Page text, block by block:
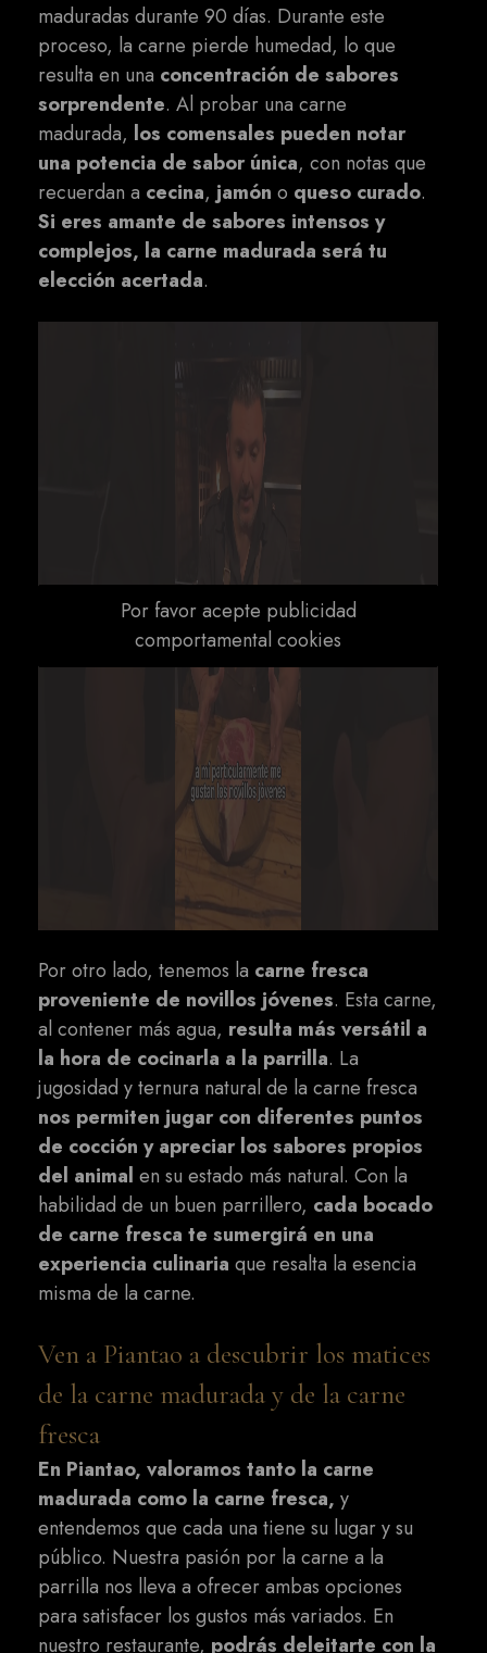
maduradas durante 90 días. Durante este
proceso, la carne pierde humedad, lo que
resulta en una concentración de sabores
sorprendente. Al probar una carne
madurada, los comensales pueden notar
una potencia de sabor única, con notas que
recuerdan a cecina, jamón o queso curado.
Si eres amante de sabores intensos y
complejos, la carne madurada será tu
elección acertada.
Por favor acepte publicidad
comportamental cookies
Por otro lado, tenemos la carne fresca
proveniente de novillos jóvenes. Esta carne,
al contener más agua, resulta más versátil a
la hora de cocinarla a la parrilla. La
jugosidad y ternura natural de la carne fresca
nos permiten jugar con diferentes puntos
de cocción y apreciar los sabores propios
del animal en su estado más natural. Con la
habilidad de un buen parrillero, cada bocado
de carne fresca te sumergirá en una
experiencia culinaria que resalta la esencia
misma de la carne.
Ven a Piantao a descubrir los matices
de la carne madurada y de la carne
fresca
En Piantao, valoramos tanto la carne
madurada como la carne fresca, y
entendemos que cada una tiene su lugar y su
público. Nuestra pasión por la carne a la
parrilla nos lleva a ofrecer ambas opciones
para satisfacer los gustos más variados. En
nuestro restaurante, podrás deleitarte con la